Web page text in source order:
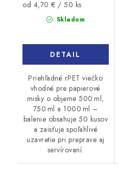
Skladom
Jednotková
od 4,70 € / 50 ks
DETAIL
Priehľadné rPET viečko
vhodné pre papierové
misky o objeme 500 ml,
750 ml a 1000 ml –
balenie obsahuje 50 kusov
a zaisťuje spoľahlivé
uzavretie pri preprave aj
servírovaní.